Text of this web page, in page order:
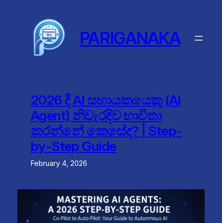
PARIGANAKA
2026 දී AI සහායකයෙකු (AI
Agent) නිවැරදිව භාවිතා
කරන්නේ කෙසේද? | Step-
by-Step Guide
February 4, 2026